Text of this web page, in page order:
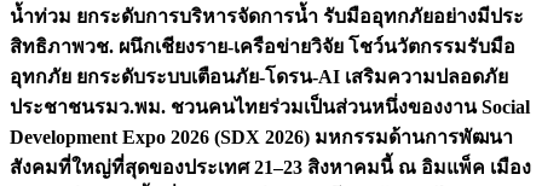
น้ำท่วม ยกระดับการบริหารจัดการน้ำ รับมืออุทกภัยอย่างมีประ
สิทธิภาพวช. ผนึกเชียงราย-เครือข่ายวิจัย โชว์นวัตกรรมรับมือ
อุทกภัย ยกระดับระบบเตือนภัย-โดรน-AI เสริมความปลอดภัย
ประชาชนรมว.พม. ชวนคนไทยร่วมเป็นส่วนหนึ่งของงาน Social
Development Expo 2026 (SDX 2026) มหกรรมด้านการพัฒนา
สังคมที่ใหญ่ที่สุดของประเทศ 21–23 สิงหาคมนี้ ณ อิมแพ็ค เมือง